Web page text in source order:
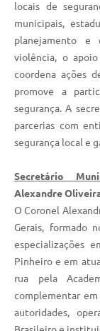
locais de
municipais,
planejamento e
violência, o
coordena ações
promove a
segurança. A
parcerias com
segurança local e
Secretário
Alexandre
O Coronel
Gerais, formado
especializações
Pinheiro e em
rua pela
complementar
autoridades,